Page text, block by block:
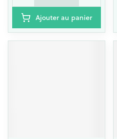
Ajouter au panier